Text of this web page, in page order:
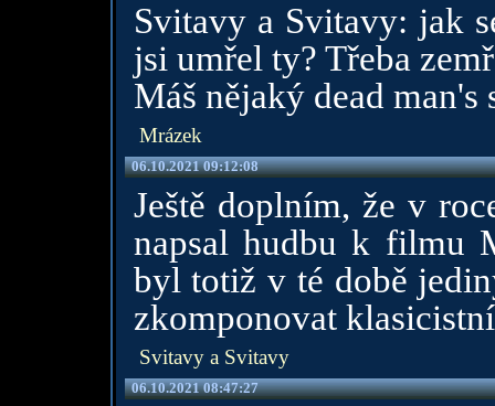
Svitavy a Svitavy: jak
jsi umřel ty? Třeba
Máš nějaký dead man's
Mrázek
06.10.2021 09:12:08
Ještě doplním, že v
napsal hudbu k filmu
byl totiž v té době
zkomponovat
Svitavy a Svitavy
06.10.2021 08:47:27